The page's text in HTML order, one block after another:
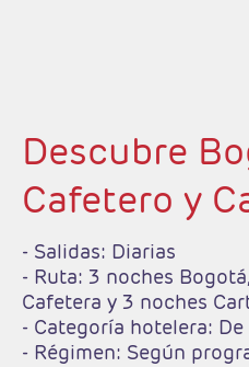
Descubre
Cafetero y
Completo
- Salidas: Diarias
- Ruta: 3 noches
Cafetera y 3 noches
- Categoría hotelera:
- Régimen: Según